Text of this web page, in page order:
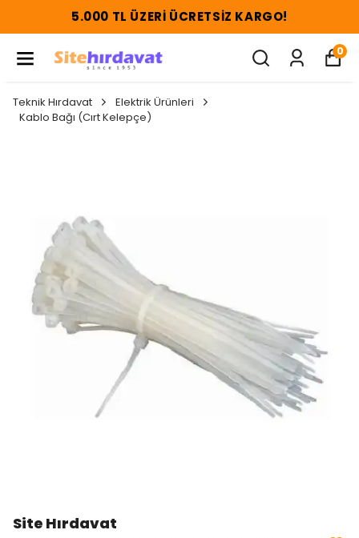
5.000 TL ÜZERI ÜCRETSIZ KARGO!
0
Teknik Hırdavat
Elektrik Ürünleri
Kablo Bağı (Cırt Kelepçe)
Site Hırdavat